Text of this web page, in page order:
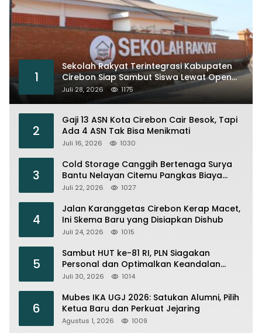
1
Sekolah Rakyat Terintegrasi Kabupaten
Cirebon Siap Sambut Siswa Lewat Open
House dan MPLS
Juli 28, 2026 1175
2
Gaji 13 ASN Kota Cirebon Cair Besok, Tapi
Ada 4 ASN Tak Bisa Menikmati
Juli 16, 2026 1030
3
Cold Storage Canggih Bertenaga Surya
Bantu Nelayan Citemu Pangkas Biaya
Operasional
Juli 22, 2026 1027
4
Jalan Karanggetas Cirebon Kerap Macet,
Ini Skema Baru yang Disiapkan Dishub
Juli 24, 2026 1015
5
Sambut HUT ke-81 RI, PLN Siagakan
Personal dan Optimalkan Keandalan
Instalasi Transmisi
Juli 30, 2026 1014
6
Mubes IKA UGJ 2026: Satukan Alumni, Pilih
Ketua Baru dan Perkuat Jejaring
Agustus 1, 2026 1009